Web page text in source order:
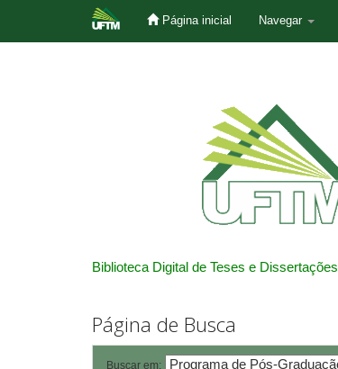
Página inicial Navegar
Biblioteca Digital de Teses e Dissertações
Página de Busca
Buscar em: